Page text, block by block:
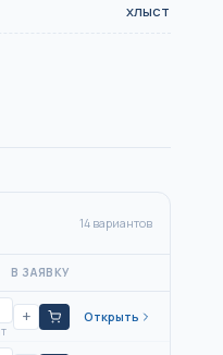
хлыст
14 вариантов
В ЗАЯВКУ
+ Открыть